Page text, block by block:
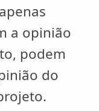
a opinião
podem
do